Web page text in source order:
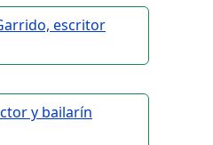
escritor
y bailarín